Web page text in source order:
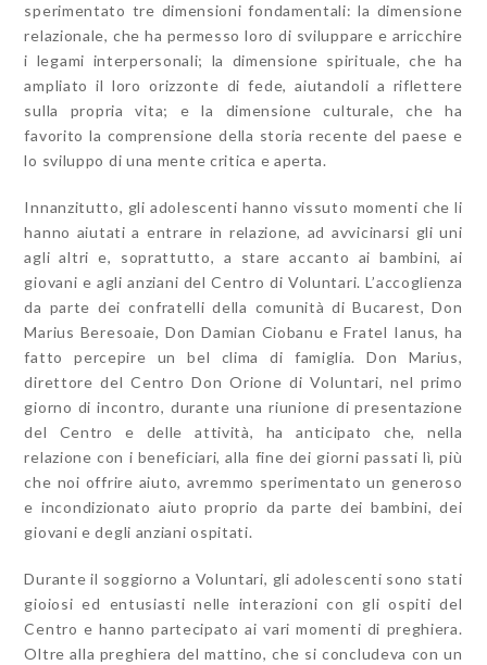
sperimentato tre dimensioni fondamentali: la dimensione
relazionale, che ha permesso loro di sviluppare e arricchire
i legami interpersonali; la dimensione spirituale, che ha
ampliato il loro orizzonte di fede, aiutandoli a riflettere
sulla propria vita; e la dimensione culturale, che ha
favorito la comprensione della storia recente del paese e
lo sviluppo di una mente critica e aperta.
Innanzitutto, gli adolescenti hanno vissuto momenti che li
hanno aiutati a entrare in relazione, ad avvicinarsi gli uni
agli altri e, soprattutto, a stare accanto ai bambini, ai
giovani e agli anziani del Centro di Voluntari. L’accoglienza
da parte dei confratelli della comunità di Bucarest, Don
Marius Beresoaie, Don Damian Ciobanu e Fratel Ianus, ha
fatto percepire un bel clima di famiglia. Don Marius,
direttore del Centro Don Orione di Voluntari, nel primo
giorno di incontro, durante una riunione di presentazione
del Centro e delle attività, ha anticipato che, nella
relazione con i beneficiari, alla fine dei giorni passati lì, più
che noi offrire aiuto, avremmo sperimentato un generoso
e incondizionato aiuto proprio da parte dei bambini, dei
giovani e degli anziani ospitati.
Durante il soggiorno a Voluntari, gli adolescenti sono stati
gioiosi ed entusiasti nelle interazioni con gli ospiti del
Centro e hanno partecipato ai vari momenti di preghiera.
Oltre alla preghiera del mattino, che si concludeva con un